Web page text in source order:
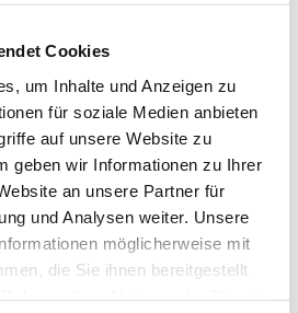
Cookies
um Inhalte und Anzeigen zu
für soziale Medien anbieten
auf unsere Website zu
geben wir Informationen zu Ihrer
an unsere Partner für
und Analysen weiter. Unsere
möglicherweise mit
die Sie ihnen bereitgestellt
Gesamtwerk ab.
– Hinweise zu
Aufbau und Abnahme von
gibt es als kostenlosten
oder in Kürze auch als
5 Euro zuzüglich Porto).